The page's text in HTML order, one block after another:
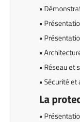
•
•
•
•
• Réseau et
• Sécurité et
La
•